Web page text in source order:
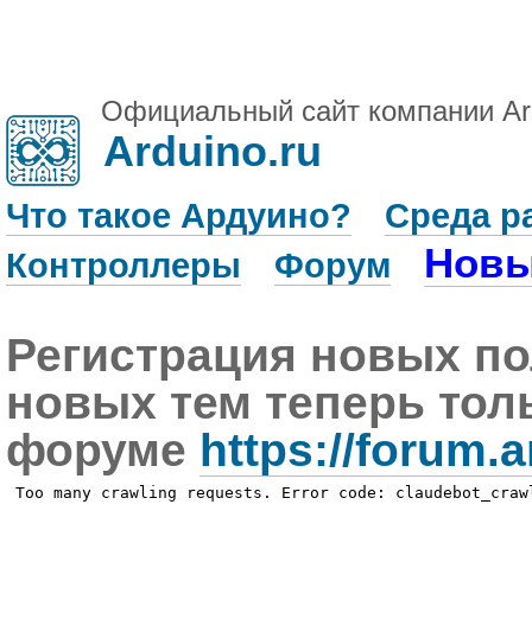
Официальный сайт компании
Arduino.ru
Что такое Ардуино?
Среда
Контроллеры
Форум
Регистрация новых
новых тем теперь
форуме https://